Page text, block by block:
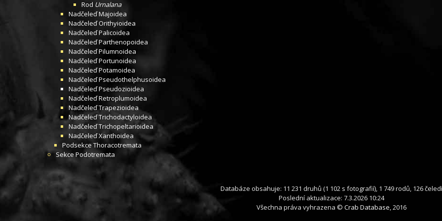
Rod Urnalana
NadčeleďMajoidea
NadčeleďOrithyioidea
NadčeleďPalicoidea
NadčeleďParthenopoidea
NadčeleďPilumnoidea
NadčeleďPortunoidea
NadčeleďPotamoidea
NadčeleďPseudothelphusoidea
NadčeleďPseudozioidea
NadčeleďRetroplumoidea
NadčeleďTrapezioidea
NadčeleďTrichodactyloidea
NadčeleďTrichopeltarioidea
NadčeleďXanthoidea
Podsekce Thoracotremata
SekcePodotremata
Databáze obsahuje: 11 231 druhů (1 102 s fotografií), 1 749 rodů, 126 čeledí
Poslední aktualizace: 7.3.2026 10:24
Všechna práva vyhrazena © Crab Database, 2016